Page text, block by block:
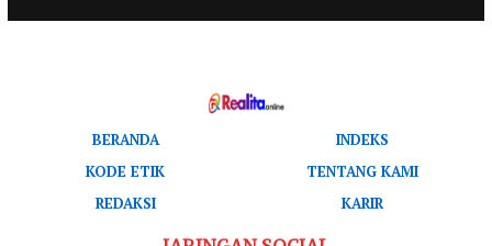
BERANDA
INDEKS
KODE ETIK
TENTANG KAMI
REDAKSI
KARIR